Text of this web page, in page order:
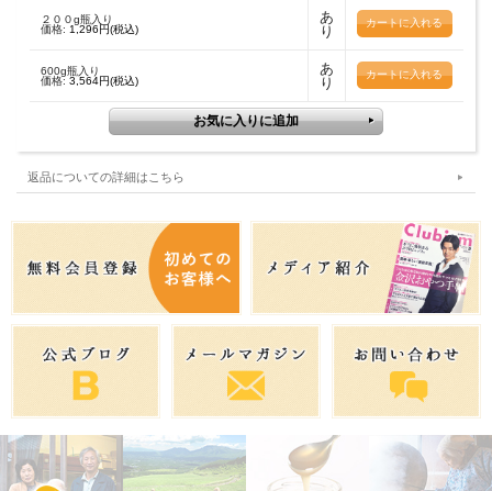
２００g瓶入り
価格: 1,296円(税込)
あ
り
600g瓶入り
価格: 3,564円(税込)
あ
り
返品についての詳細はこちら